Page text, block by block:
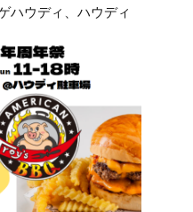
ハウディ、ハウディ